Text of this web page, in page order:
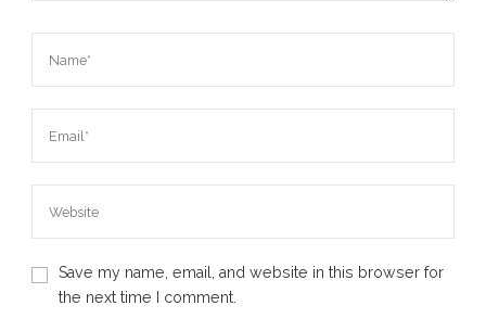
Save my name, email, and website in this browser for
the next time I comment.